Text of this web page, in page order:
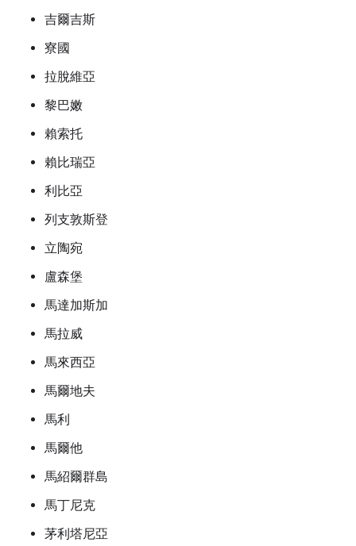
吉爾吉斯
寮國
拉脫維亞
黎巴嫩
賴索托
賴比瑞亞
利比亞
列支敦斯登
立陶宛
盧森堡
馬達加斯加
馬拉威
馬來西亞
馬爾地夫
馬利
馬爾他
馬紹爾群島
馬丁尼克
茅利塔尼亞